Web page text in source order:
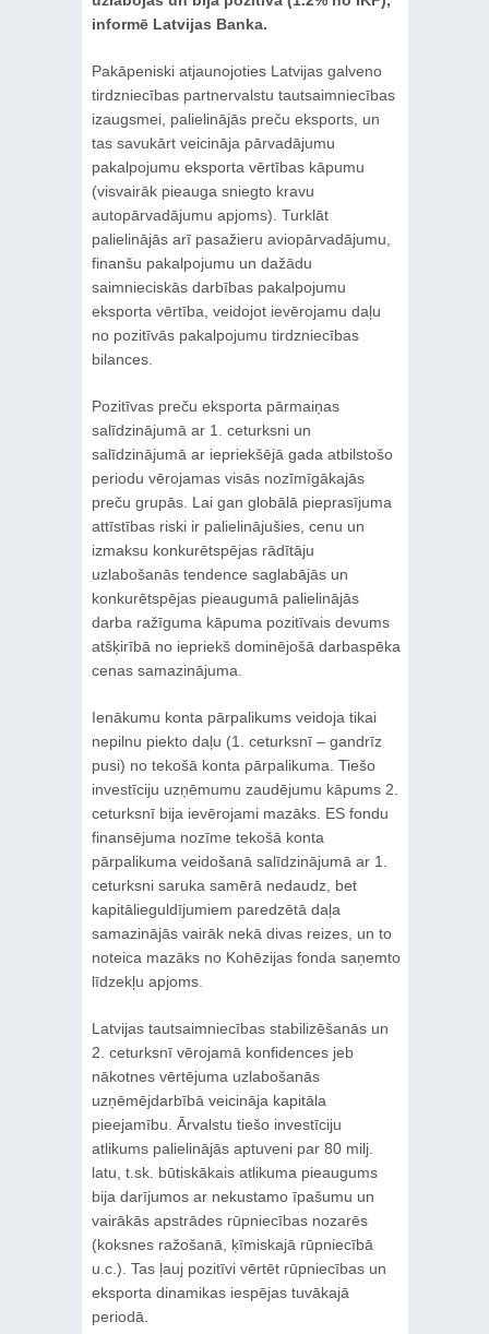
informē Latvijas Banka.
Pakāpeniski atjaunojoties Latvijas galveno
tirdzniecības partnervalstu tautsaimniecības
izaugsmei, palielinājās preču eksports, un
tas savukārt veicināja pārvadājumu
pakalpojumu eksporta vērtības kāpumu
(visvairāk pieauga sniegto kravu
autopārvadājumu apjoms). Turklāt
palielinājās arī pasažieru aviopārvadājumu,
finanšu pakalpojumu un dažādu
saimnieciskās darbības pakalpojumu
eksporta vērtība, veidojot ievērojamu daļu
no pozitīvās pakalpojumu tirdzniecības
bilances.
Pozitīvas preču eksporta pārmaiņas
salīdzinājumā ar 1. ceturksni un
salīdzinājumā ar iepriekšējā gada atbilstošo
periodu vērojamas visās nozīmīgākajās
preču grupās. Lai gan globālā pieprasījuma
attīstības riski ir palielinājušies, cenu un
izmaksu konkurētspējas rādītāju
uzlabošanās tendence saglabājās un
konkurētspējas pieaugumā palielinājās
darba ražīguma kāpuma pozitīvais devums
atšķirībā no iepriekš dominējošā darbaspēka
cenas samazinājuma.
Ienākumu konta pārpalikums veidoja tikai
nepilnu piekto daļu (1. ceturksnī – gandrīz
pusi) no tekošā konta pārpalikuma. Tiešo
investīciju uzņēmumu zaudējumu kāpums 2.
ceturksnī bija ievērojami mazāks. ES fondu
finansējuma nozīme tekošā konta
pārpalikuma veidošanā salīdzinājumā ar 1.
ceturksni saruka samērā nedaudz, bet
kapitālieguldījumiem paredzētā daļa
samazinājās vairāk nekā divas reizes, un to
noteica mazāks no Kohēzijas fonda saņemto
līdzekļu apjoms.
Latvijas tautsaimniecības stabilizēšanās un
2. ceturksnī vērojamā konfidences jeb
nākotnes vērtējuma uzlabošanās
uzņēmējdarbībā veicināja kapitāla
pieejamību. Ārvalstu tiešo investīciju
atlikums palielinājās aptuveni par 80 milj.
latu, t.sk. būtiskākais atlikuma pieaugums
bija darījumos ar nekustamo īpašumu un
vairākās apstrādes rūpniecības nozarēs
(koksnes ražošanā, ķīmiskajā rūpniecībā
u.c.). Tas ļauj pozitīvi vērtēt rūpniecības un
eksporta dinamikas iespējas tuvākajā
periodā.